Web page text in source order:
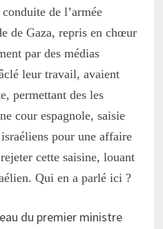
de l’armée
de Gaza, repris en chœur
par des médias
leur travail, avaient
permettant des les
cour espagnole, saisie
pour une affaire
cette saisine, louant
Qui en a parlé ici ?
du premier ministre